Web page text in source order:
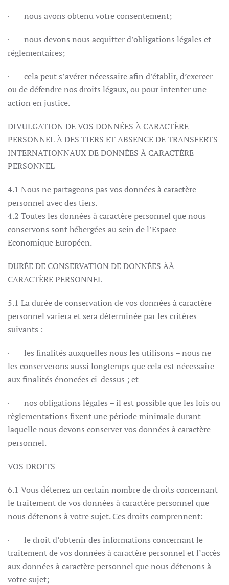
· nous avons obtenu votre consentement;
· nous devons nous acquitter d’obligations légales et
réglementaires;
· cela peut s’avérer nécessaire afin d’établir, d’exercer
ou de défendre nos droits légaux, ou pour intenter une
action en justice.
DIVULGATION DE VOS DONNÉES À CARACTÈRE
PERSONNEL À DES TIERS ET ABSENCE DE TRANSFERTS
INTERNATIONNAUX DE DONNÉES À CARACTÈRE
PERSONNEL
4.1 Nous ne partageons pas vos données à caractère
personnel avec des tiers.
4.2 Toutes les données à caractère personnel que nous
conservons sont hébergées au sein de l’Espace
Economique Européen.
DURÉE DE CONSERVATION DE DONNÉES ÀÀ
CARACTÈRE PERSONNEL
5.1 La durée de conservation de vos données à caractère
personnel variera et sera déterminée par les critères
suivants :
· les finalités auxquelles nous les utilisons – nous ne
les conserverons aussi longtemps que cela est nécessaire
aux finalités énoncées ci-dessus ; et
· nos obligations légales – il est possible que les lois ou
règlementations fixent une période minimale durant
laquelle nous devons conserver vos données à caractère
personnel.
VOS DROITS
6.1 Vous détenez un certain nombre de droits concernant
le traitement de vos données à caractère personnel que
nous détenons à votre sujet. Ces droits comprennent:
· le droit d’obtenir des informations concernant le
traitement de vos données à caractère personnel et l’accès
aux données à caractère personnel que nous détenons à
votre sujet;